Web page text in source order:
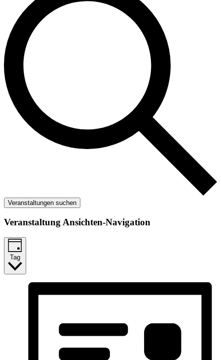
Veranstaltungen suchen
Veranstaltung Ansichten-Navigation
Tag